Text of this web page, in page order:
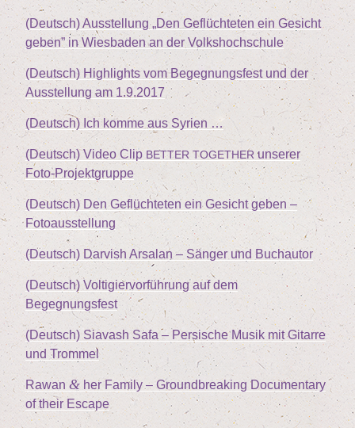
(Deutsch) Aus­stel­lung„Den Geflüch­te­ten ein Gesicht
geben” in Wies­ba­den an der Volkshochschule
(Deutsch) High­lights vom Begeg­nungs­fest und der
Aus­stel­lung am 1.9.2017
(Deutsch) Ich kom­me aus Syrien …
(Deutsch) Video Clip BETTER TOGETHER unse­rer
Foto-Projektgruppe
(Deutsch) Den Geflüch­te­ten ein Gesicht geben –
Fotoausstellung
(Deutsch) Dar­vish Arsalan – Sän­ger und Buchautor
(Deutsch) Vol­ti­gier­vor­füh­rung auf dem
Begegnungsfest
(Deutsch) Sia­vash Safa – Per­si­sche Musik mit Gitar­re
und Trommel
Rawan &her Fami­ly – Ground­brea­king Docu­men­ta­ry
of their Escape